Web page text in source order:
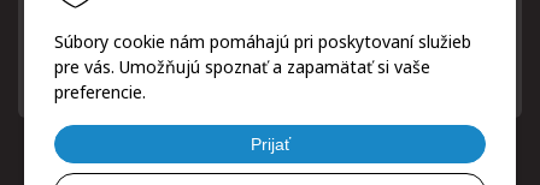
Súbory cookie nám pomáhajú pri poskytovaní služieb
pre vás. Umožňujú spoznať a zapamätať si vaše
preferencie.
Prijať
osobných údajov. Súhlas potvrdíte kliknutím na odkaz, ktorý
písomne, emailom alebo kliknutím na odkaz z ktoréhokoľvek
informačného emailu.